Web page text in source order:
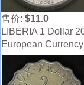
售价: $11.0
LIBERIA 1 Dollar
European